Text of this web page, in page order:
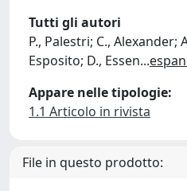
Tutti gli autori
P., Palestri; C., Alexander;
Esposito; D., Essen...
Appare nelle tipologie:
1.1 Articolo in rivista
File in questo prodotto: